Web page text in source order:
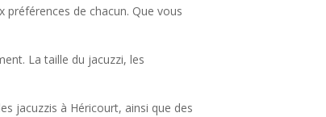
de chacun. Que vous
La taille du jacuzzi, les
jacuzzis à Héricourt, ainsi que des